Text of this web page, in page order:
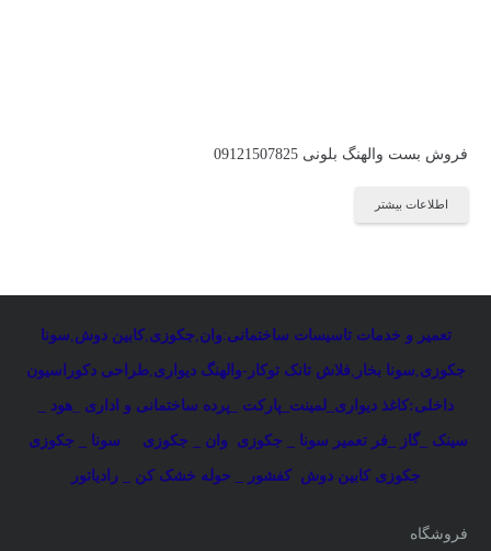
فروش بست والهنگ بلونی 09121507825
اطلاعات بیشتر
تعمیر و خدمات تاسیسات ساختمانی:وان جکوزی ,کابین دوش سونا
جکوزی سونا بخار فلاش تانک توکار-والهنگ دیواری ,طراحی دکوراسیون
داخلی:کاغذ دیواری_لمینت_پارکت _پرده ساختمانی و اداری _هود _
سینک _گاز _فر تعمیر سونا _ جکوزی وان _ جکوزی سونا _ جکوزی
جکوزی کابین دوش کفشور _ حوله خشک کن _ رادیاتور
فروشگاه